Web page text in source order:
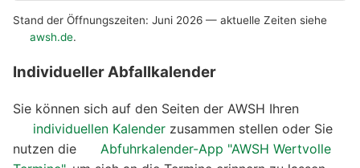
Stand der Öffnungszeiten: Juni 2026 — aktuelle Zeiten siehe
awsh.de.
Individueller Abfallkalender
Sie können sich auf den Seiten der AWSH Ihren
individuellen Kalender zusammen stellen oder Sie
nutzen die
Abfuhrkalender-App "AWSH Wertvolle